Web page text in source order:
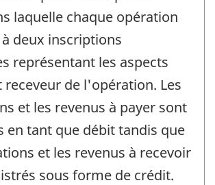
laquelle chaque opération
deux inscriptions
représentant les aspects
receveur de l'opération. Les
et les revenus à payer sont
en tant que débit tandis que
et les revenus à recevoir
sous forme de crédit.